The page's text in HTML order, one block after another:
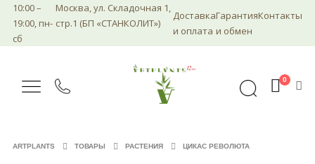
10:00 –
19:00, пн-
сб
Москва, ул. Складочная 1,
стр.1 (БП «СТАНКОЛИТ»)
Доставка
и оплата
Гарантия
и обмен
Контакты
0
ARTPLANTS ТОВАРЫ РАСТЕНИЯ ЦИКАС РЕВОЛЮТА